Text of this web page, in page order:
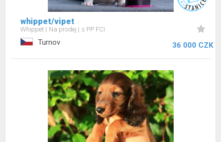
whippet/vipet
Whippet Na prodej s PP FCI
Turnov 36 000 CZK